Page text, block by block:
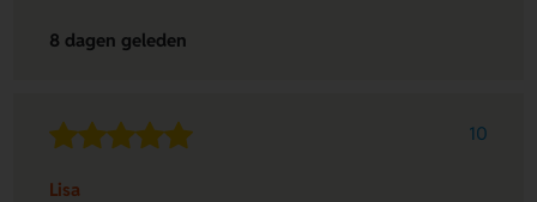
8 dagen geleden
10
Lisa